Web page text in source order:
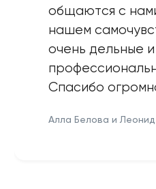
общаются с
нашем
очень дельные и
Спасибо
Алла Белова и